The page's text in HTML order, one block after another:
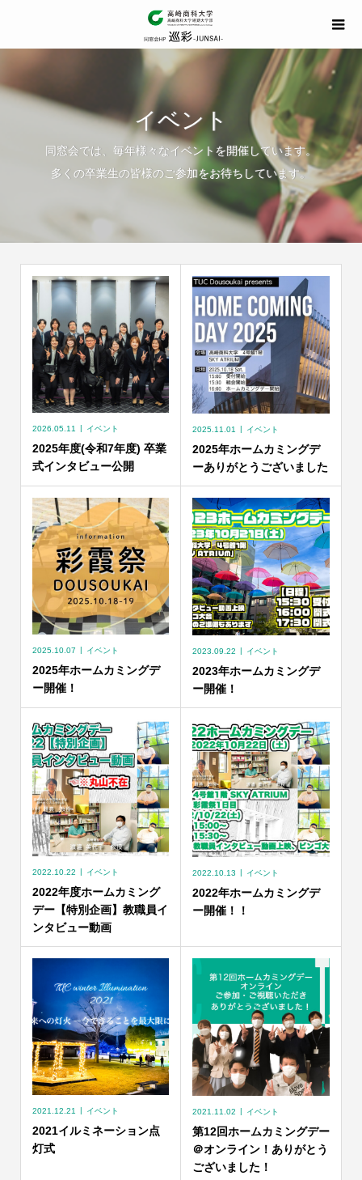
イベント
同窓会では、毎年様々なイベントを開催しています。
多くの卒業生の皆様のご参加をお待ちしています。
2026.05.11 イベント
2025年度(令和7年度) 卒業
式インタビュー公開
2025.11.01 イベント
2025年ホームカミングデ
ーありがとうございました
2025.10.07 イベント
2025年ホームカミングデ
ー開催！
2023.09.22 イベント
2023年ホームカミングデ
ー開催！
2022.10.22 イベント
2022年度ホームカミング
デー【特別企画】教職員イ
ンタビュー動画
2022.10.13 イベント
2022年ホームカミングデ
ー開催！！
2021.12.21 イベント
2021イルミネーション点
灯式
2021.11.02 イベント
第12回ホームカミングデー
＠オンライン！ありがとう
ございました！